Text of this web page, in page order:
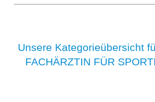
Unsere Kategorieübersicht
FACHÄRZTIN FÜR